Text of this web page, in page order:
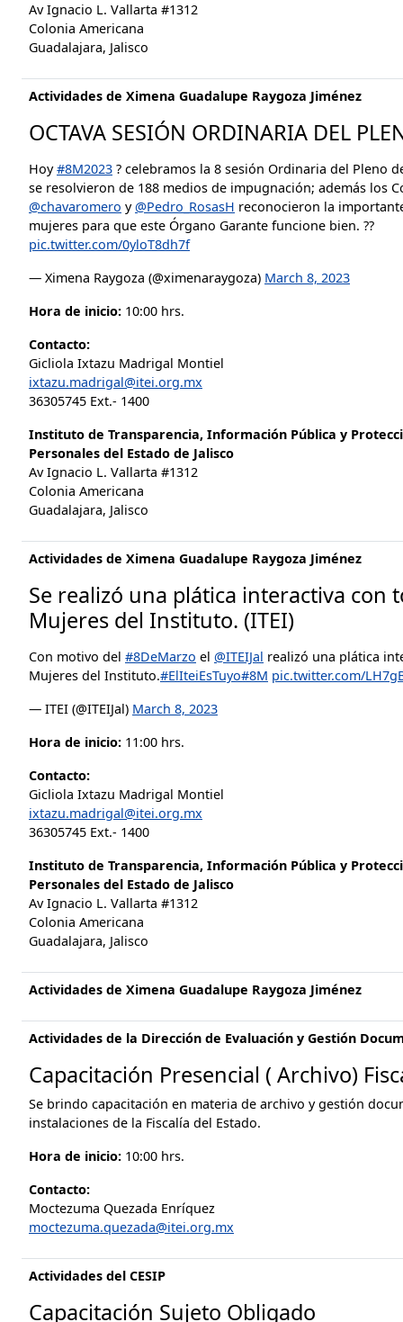
Av Ignacio L. Vallarta #1312
Colonia Americana
Guadalajara, Jalisco
Actividades de Ximena Guadalupe Raygoza Jiménez
OCTAVA SESIÓN ORDINARIA DEL
Hoy#8M2023 ? celebramos la 8 sesión Ordinaria del Pleno
se resolvieron de 188 medios de impugnación; además los
@chavaromero y@Pedro_RosasH reconocieron la
mujeres para que este Órgano Garante funcione bien. ??
pic.twitter.com/0yloT8dh7f
— Ximena Raygoza (@ximenaraygoza) March 8, 2023
Hora de inicio: 10:00 hrs.
Contacto:
Gicliola Ixtazu Madrigal Montiel
ixtazu.madrigal@itei.org.mx
36305745 Ext.- 1400
Instituto de Transparencia, Información Pública y
Personales del Estado de Jalisco
Av Ignacio L. Vallarta #1312
Colonia Americana
Guadalajara, Jalisco
Actividades de Ximena Guadalupe Raygoza Jiménez
Se realizó una plática interactiva con
Mujeres del Instituto. (ITEI)
Con motivo del #8DeMarzo el @ITEIJal realizó una plática
Mujeres del Instituto.#ElIteiEsTuyo#8M pic.twitter.com/
— ITEI (@ITEIJal) March 8, 2023
Hora de inicio: 11:00 hrs.
Contacto:
Gicliola Ixtazu Madrigal Montiel
ixtazu.madrigal@itei.org.mx
36305745 Ext.- 1400
Instituto de Transparencia, Información Pública y
Personales del Estado de Jalisco
Av Ignacio L. Vallarta #1312
Colonia Americana
Guadalajara, Jalisco
Actividades de Ximena Guadalupe Raygoza Jiménez
Actividades de la Dirección de Evaluación y Gestión
Capacitación Presencial ( Archivo)
Se brindo capacitación en materia de archivo y gestión
instalaciones de la Fiscalía del Estado.
Hora de inicio: 10:00 hrs.
Contacto:
Moctezuma Quezada Enríquez
moctezuma.quezada@itei.org.mx
Actividades del CESIP
Capacitación Sujeto Obligado